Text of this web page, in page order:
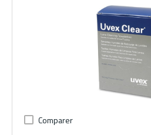
Comparer